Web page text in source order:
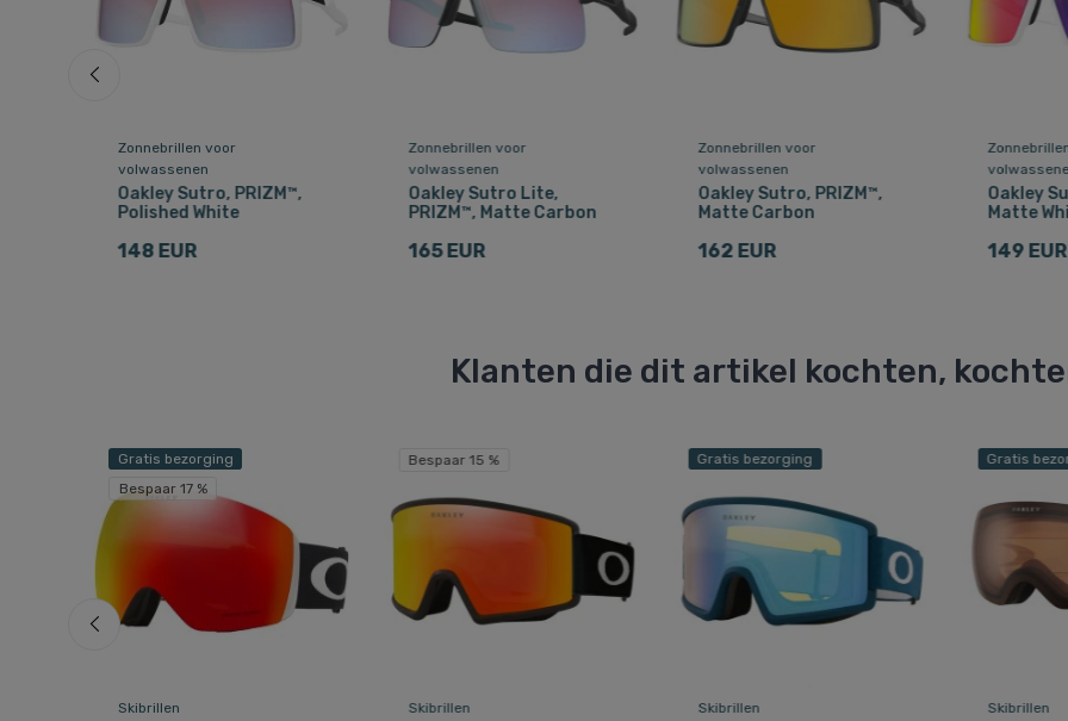
Zonnebrillen voor
volwassenen
Oakley Sutro, PRIZM™,
Polished White
148 EUR
Zonnebrillen voor
volwassenen
Oakley Sutro Lite,
PRIZM™, Matte Carbon
165 EUR
Zonnebrillen voor
volwassenen
Oakley Sutro, PRIZM™,
Matte Carbon
162 EUR
Oakley
Matte
149 EUR
Klanten die dit artikel kochten,
Gratis bezorging
Bespaar 17 %
Skibrillen
Bespaar 15 %
Skibrillen
Gratis bezorging
Skibrillen
Gratis
Skibrillen